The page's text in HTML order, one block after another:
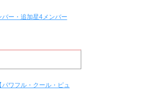
ー・追加星4メンバー
ワフル・クール・ピュ